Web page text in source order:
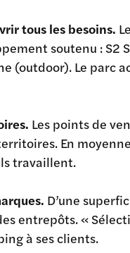
tous les besoins.
soutenu : S2
(outdoor). Le parc
Les points de
En
travaillent.
D’une
entrepôts. «
à ses clients.